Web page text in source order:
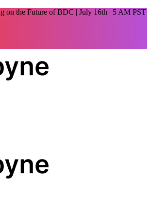
on the Future of BDC | July 16th | 5 AM PST